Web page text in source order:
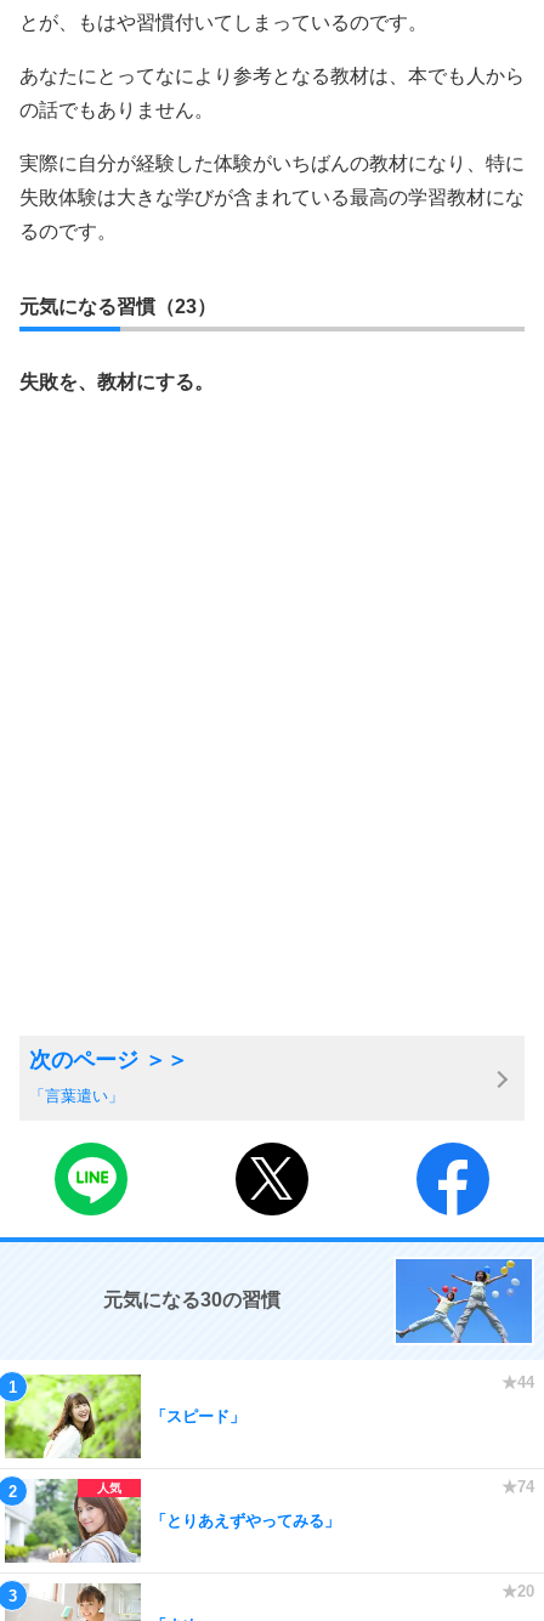
とが、もはや習慣付いてしまっているのです。
あなたにとってなにより参考となる教材は、本でも人から
の話でもありません。
実際に自分が経験した体験がいちばんの教材になり、特に
失敗体験は大きな学びが含まれている最高の学習教材にな
るのです。
元気になる習慣（23）
失敗を、教材にする。
「言葉遣い」
元気になる30の習慣
「スピード」
「とりあえずやってみる」